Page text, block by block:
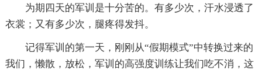
为期四天的军训是十分苦的。有多少次，汗水浸透了
衣裳；又有多少次，腿疼得发抖。
记得军训的第一天，刚刚从“假期模式”中转换过来的
我们，懒散，放松，军训的高强度训练让我们吃不消，这